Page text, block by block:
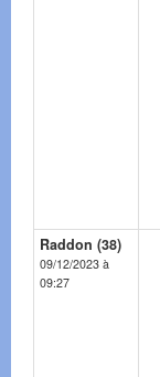
Raddon (38)
09/12/2023 à
09:27